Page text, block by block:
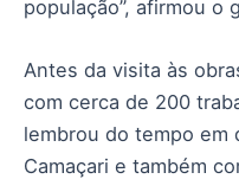
população”, afirmou o
Antes da visita às
com cerca de 200
lembrou do tempo em
Camaçari e também